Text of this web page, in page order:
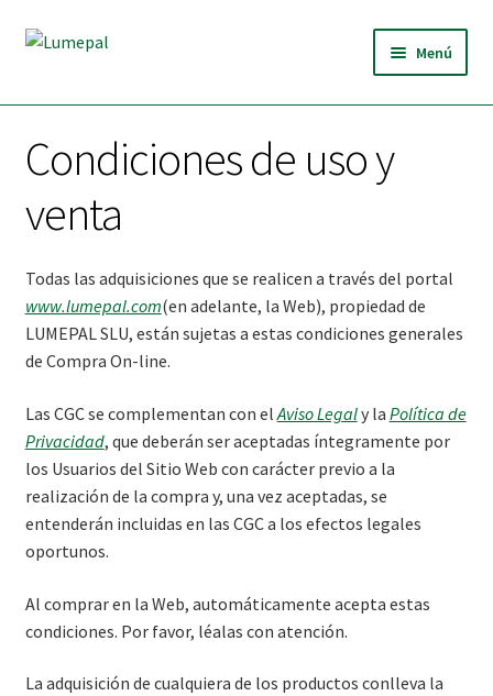
Ir
Ir
Menú
INICIO
QUIÉNES SOMOS
BRIQUETAS
menú
TIENDA
NOTICIAS
Condiciones de uso y
venta
Todas las adquisiciones que se realicen a través del portal
www.lumepal.com(en adelante, la Web), propiedad de
LUMEPAL SLU, están sujetas a estas condiciones generales
de Compra On-line.
Las CGC se complementan con elAviso Legaly la Política de
Privacidad, que deberán ser aceptadas íntegramente por
los Usuarios del Sitio Web con carácter previo a la
realización de la compra y, una vez aceptadas, se
entenderán incluidas en las CGC a los efectos legales
oportunos.
Al comprar en la Web, automáticamente acepta estas
condiciones. Por favor, léalas con atención.
La adquisición de cualquiera de los productos conlleva la